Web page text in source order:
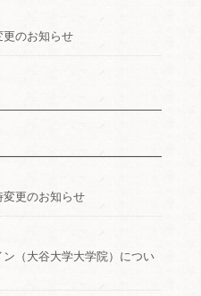
更のお知らせ
更のお知らせ
（大谷大学大学院）につい